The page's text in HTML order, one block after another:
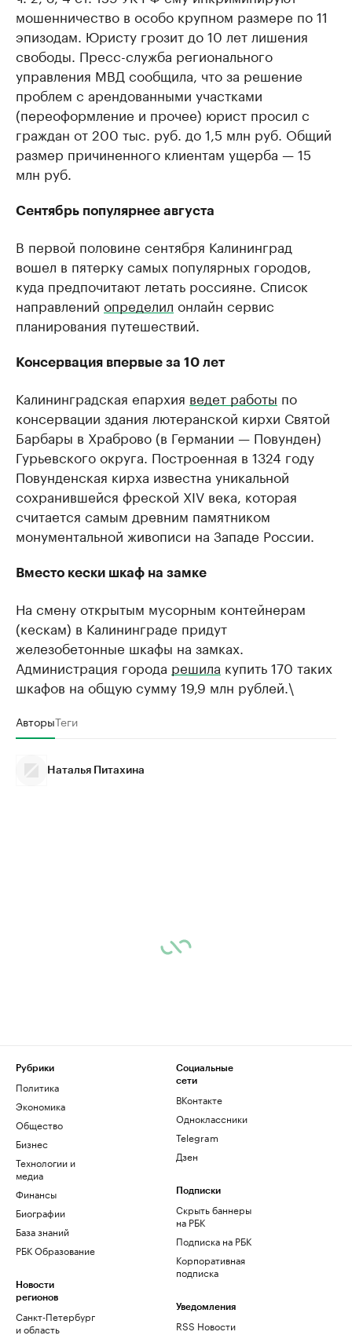
мошенничество в особо крупном размере по 11
эпизодам. Юристу грозит до 10 лет лишения
свободы. Пресс-служба регионального
управления МВД сообщила, что за решение
проблем с арендованными участками
(переоформление и прочее) юрист просил с
граждан от 200 тыс. руб. до 1,5 млн руб. Общий
размер причиненного клиентам ущерба — 15
млн руб.
Сентябрь популярнее августа
В первой половине сентября Калининград
вошел в пятерку самых популярных городов,
куда предпочитают летать россияне. Список
направлений определил онлайн сервис
планирования путешествий.
Консервация впервые за 10 лет
Калининградская епархия ведет работы по
консервации здания лютеранской кирхи Святой
Барбары в Храброво (в Германии — Повунден)
Гурьевского округа. Построенная в 1324 году
Повунденская кирха известна уникальной
сохранившейся фреской XIV века, которая
считается самым древним памятником
монументальной живописи на Западе России.
Вместо кески шкаф на замке
На смену открытым мусорным контейнерам
(кескам) в Калининграде придут
железобетонные шкафы на замках.
Администрация города решила купить 170 таких
шкафов на общую сумму 19,9 млн рублей.\
АвторыТеги
Наталья Питахина
Рубрики
Политика
Экономика
Общество
Бизнес
Технологии и
медиа
Финансы
Биографии
База знаний
РБК Образование
Новости
регионов
Санкт-Петербург
и область
Социальные
сети
ВКонтакте
Одноклассники
Telegram
Дзен
Подписки
Скрыть баннеры
на РБК
Подписка на РБК
Корпоративная
подписка
Уведомления
RSS Новости